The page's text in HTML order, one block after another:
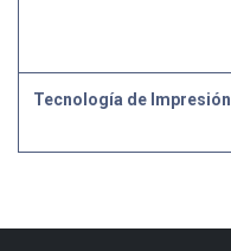
Tecnología de Impresión